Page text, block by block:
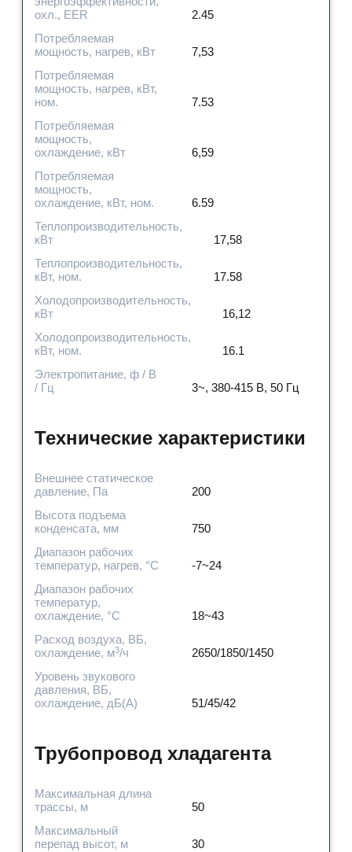
охл., EER
2.45
Потребляемая
мощность, нагрев, кВт
7,53
Потребляемая
мощность, нагрев, кВт,
ном.
7.53
Потребляемая
мощность,
охлаждение, кВт
6,59
Потребляемая
мощность,
охлаждение, кВт, ном.
6.59
Теплопроизводительность,
кВт
17,58
Теплопроизводительность,
кВт, ном.
17.58
Холодопроизводительность,
кВт
16,12
Холодопроизводительность,
кВт, ном.
16.1
Электропитание, ф / В
/ Гц
3~, 380-415 В, 50 Гц
Технические характеристики
Внешнее статическое
давление, Па
200
Высота подъема
конденсата, мм
750
Диапазон рабочих
температур, нагрев, °C
-7~24
Диапазон рабочих
температур,
охлаждение, °C
18~43
Расход воздуха, ВБ,
охлаждение, м3/ч
2650/1850/1450
Уровень звукового
давления, ВБ,
охлаждение, дБ(А)
51/45/42
Трубопровод хладагента
Максимальная длина
трассы, м
50
Максимальный
перепад высот, м
30